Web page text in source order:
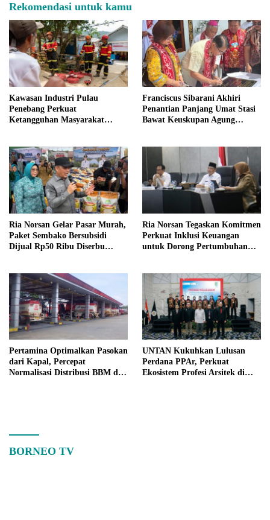
Rekomendasi untuk kamu
Kawasan Industri Pulau
Penebang Perkuat
Ketangguhan Masyarakat
Franciscus Sibarani Akhiri
Penantian Panjang Umat Stasi
Bawat Keuskupan Agung
Ria Norsan Gelar Pasar Murah,
Paket Sembako Bersubsidi
Dijual Rp50 Ribu Diserbu
Ria Norsan Tegaskan Komitmen
Perkuat Inklusi Keuangan
untuk Dorong Pertumbuhan
Pertamina Optimalkan Pasokan
dari Kapal, Percepat
Normalisasi Distribusi BBM di
UNTAN Kukuhkan Lulusan
Perdana PPAr, Perkuat
Ekosistem Profesi Arsitek di
BORNEO TV